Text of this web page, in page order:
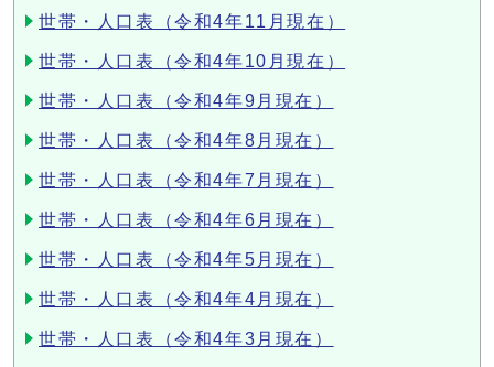
世帯・人口表（令和4年11月現在）
世帯・人口表（令和4年10月現在）
世帯・人口表（令和4年9月現在）
世帯・人口表（令和4年8月現在）
世帯・人口表（令和4年7月現在）
世帯・人口表（令和4年6月現在）
世帯・人口表（令和4年5月現在）
世帯・人口表（令和4年4月現在）
世帯・人口表（令和4年3月現在）